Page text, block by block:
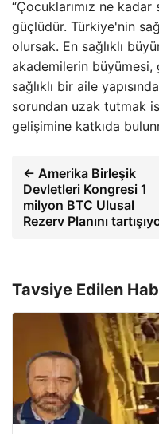
“Çocuklarımız ne
güçlüdür. Türkiye'nin
olursak. En sağlıklı
akademilerin büyümesi,
sağlıklı bir aile
sorundan uzak tutmak
gelişimine katkıda
← Amerika Birleşik
Devletleri Kongresi 1
milyon BTC Ulusal
Rezerv Planını
Tavsiye Edilen